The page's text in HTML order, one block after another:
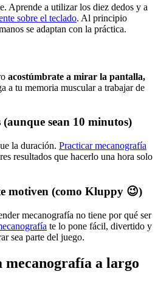
Aprende a utilizar los diez dedos y a
sobre el teclado. Al principio
se adaptan con la práctica.
acostúmbrate a mirar la pantalla,
a tu memoria muscular a trabajar de
sean 10 minutos)
la duración. Practicar mecanografía
resultados que hacerlo una hora solo
motiven (como Kluppy 😉)
mecanografía no tiene por qué ser
te lo pone fácil, divertido y
sea parte del juego.
mecanografía a largo